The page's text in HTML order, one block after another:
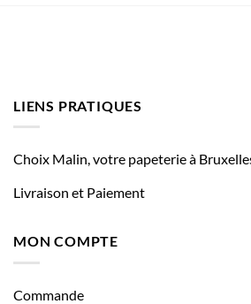
LIENS PRATIQUES
Choix Malin, votre papeterie à
Livraison et Paiement
MON COMPTE
Commande